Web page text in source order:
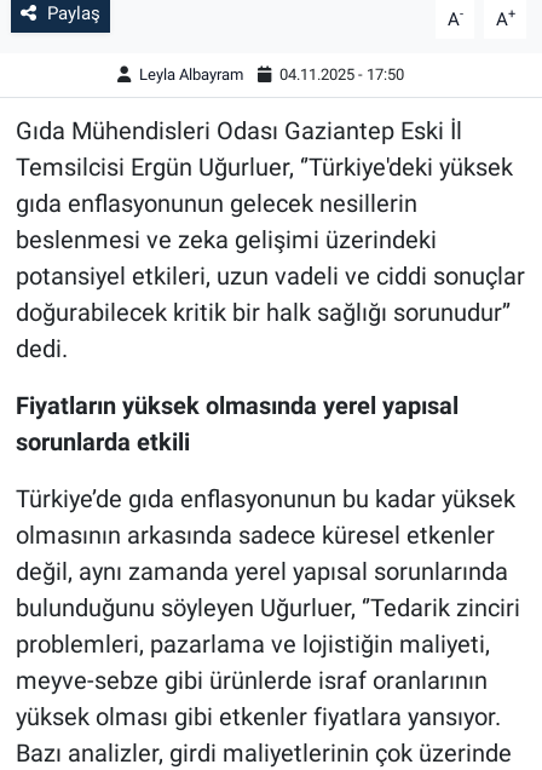
Paylaş A- A+
Leyla Albayram 04.11.2025 - 17:50
Gıda Mühendisleri Odası Gaziantep Eski İl
Temsilcisi Ergün Uğurluer, ‘’Türkiye'deki yüksek
gıda enflasyonunun gelecek nesillerin
beslenmesi ve zeka gelişimi üzerindeki
potansiyel etkileri, uzun vadeli ve ciddi sonuçlar
doğurabilecek kritik bir halk sağlığı sorunudur’’
dedi.
Fiyatların yüksek olmasında yerel yapısal
sorunlarda etkili
Türkiye’de gıda enflasyonunun bu kadar yüksek
olmasının arkasında sadece küresel etkenler
değil, aynı zamanda yerel yapısal sorunlarında
bulunduğunu söyleyen Uğurluer, ‘’Tedarik zinciri
problemleri, pazarlama ve lojistiğin maliyeti,
meyve-sebze gibi ürünlerde israf oranlarının
yüksek olması gibi etkenler fiyatlara yansıyor.
Bazı analizler, girdi maliyetlerinin çok üzerinde